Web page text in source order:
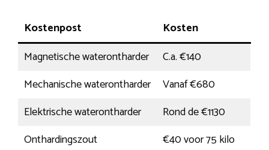
Kostenpost
Kosten
Magnetische waterontharder
C.a. €140
Mechanische waterontharder
Vanaf €680
Elektrische waterontharder
Rond de €1130
Onthardingszout
€40 voor 75 kilo